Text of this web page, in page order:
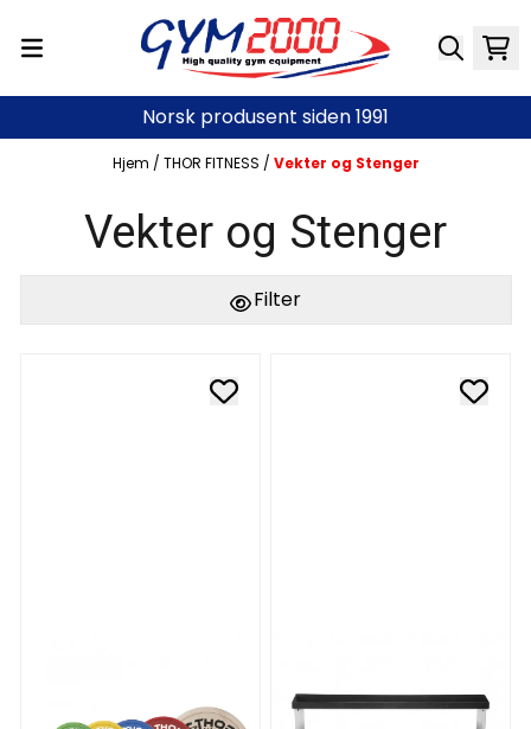
Norsk produsent siden 1991
Hjem / THOR FITNESS / Vekter og Stenger
Vekter og Stenger
Filter